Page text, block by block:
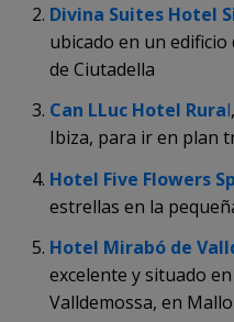
Divina Suites Hotel
ubicado en un edificio
de Ciutadella
Can LLuc Hotel Rural
Ibiza, para ir en plan
Hotel Five Flowers
estrellas en la
Hotel Mirabó de
excelente y situado
Valldemossa, en